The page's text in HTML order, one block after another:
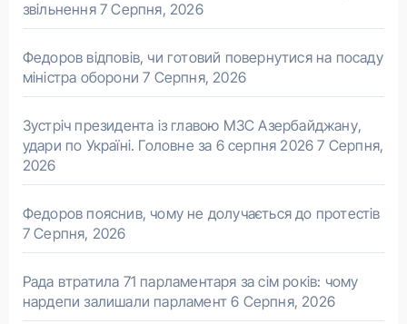
звільнення 7 Серпня, 2026
Федоров відповів, чи готовий повернутися на посаду
міністра оборони 7 Серпня, 2026
Зустріч президента із главою МЗС Азербайджану,
удари по Україні. Головне за 6 серпня 2026 7 Серпня,
2026
Федоров пояснив, чому не долучається до протестів
7 Серпня, 2026
Рада втратила 71 парламентаря за сім років: чому
нардепи залишали парламент 6 Серпня, 2026